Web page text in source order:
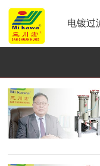
电镀过